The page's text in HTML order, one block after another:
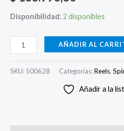
Disponibilidad: 2 disponibles
AÑADIR AL
SKU: 500628 Categorías:Reels,
Añadir a la